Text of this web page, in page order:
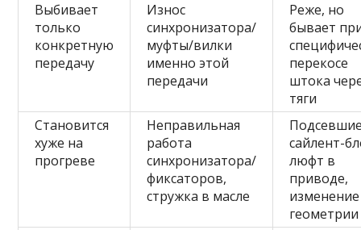
Выбивает
только
конкретную
передачу
Износ
синхронизатора/
муфты/вилки
именно этой
передачи
Реже, но
бывает
перекосе
штока
тяги
Становится
хуже на
прогреве
Неправильная
работа
синхронизатора/
фиксаторов,
стружка в масле
сайлент-
люфт в
приводе,
изменение
геометрии